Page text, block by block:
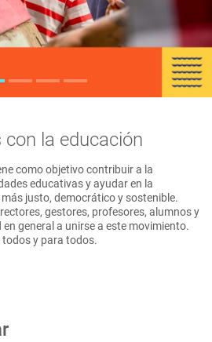
PT
la educación
como objetivo contribuir a la
educativas y ayudar en la
justo, democrático y sostenible.
gestores, profesores, alumnos y
general a unirse a este movimiento.
y para todos.